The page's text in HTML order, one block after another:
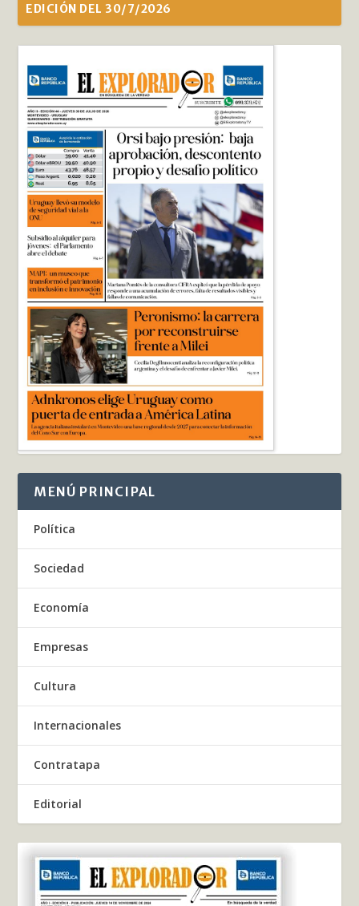
EDICIÓN DEL 30/7/2026
MENÚ PRINCIPAL
Política
Sociedad
Economía
Empresas
Cultura
Internacionales
Contratapa
Editorial